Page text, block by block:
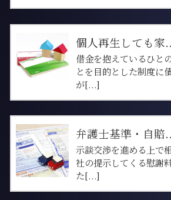
個人再生しても家
借金を抱えているひと
とを目的とした制度に
が[...]
弁護士基準・自賠
示談交渉を進める上で
社の提示してくる慰謝
た[...]